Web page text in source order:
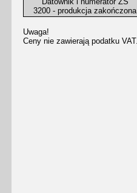
3200 - produkcja zakończona
Uwaga!
Ceny nie zawierają podatku VAT.